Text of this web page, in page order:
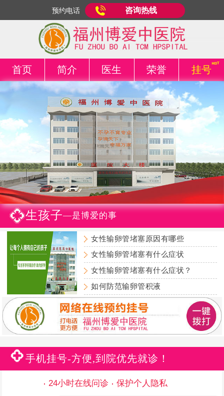
预约电话 咨询热线
首页 简介 医生 荣誉 挂号
生孩子—是博爱的事
女性输卵管堵塞原因有哪些
女性输卵管堵塞有什么症状
女性输卵管堵塞有什么症状？
如何防范输卵管积液
手机挂号-方便,到院优先就诊！
24小时在线问诊
保护个人隐私